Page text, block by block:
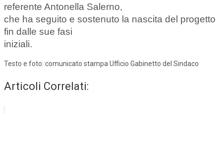
referente Antonella Salerno,
che ha seguito e sostenuto la nascita del progetto
fin dalle sue fasi
iniziali.
Testo e foto: comunicato stampa Ufficio Gabinetto del Sindaco
Articoli Correlati: